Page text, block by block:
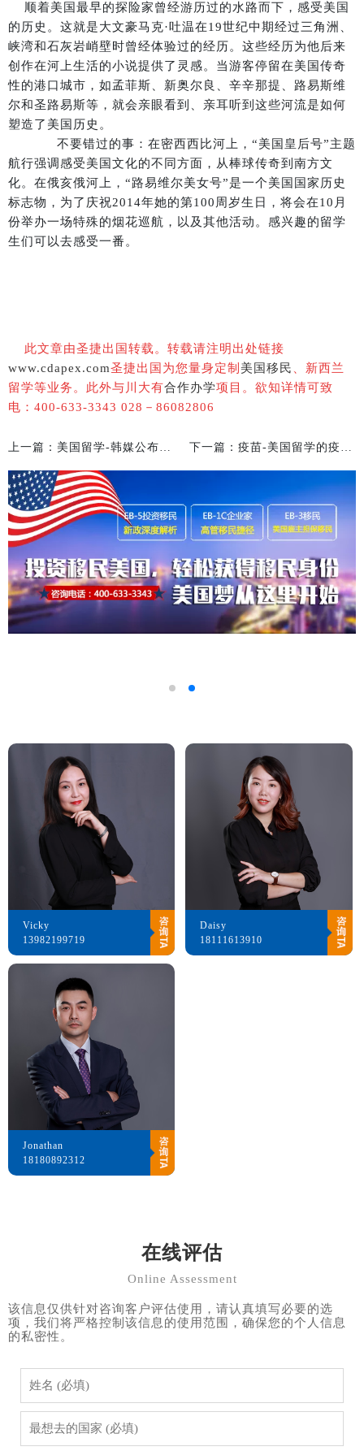
顺着美国最早的探险家曾经游历过的水路而下，感受美国
的历史。这就是大文豪马克·吐温在19世纪中期经过三角洲、
峡湾和石灰岩峭壁时曾经体验过的经历。这些经历为他后来
创作在河上生活的小说提供了灵感。当游客停留在美国传奇
性的港口城市，如孟菲斯、新奥尔良、辛辛那提、路易斯维
尔和圣路易斯等，就会亲眼看到、亲耳听到这些河流是如何
塑造了美国历史。
不要错过的事：在密西西比河上，“美国皇后号”主题
航行强调感受美国文化的不同方面，从棒球传奇到南方文
化。在俄亥俄河上，“路易维尔美女号”是一个美国国家历史
标志物，为了庆祝2014年她的第100周岁生日，将会在10月
份举办一场特殊的烟花巡航，以及其他活动。感兴趣的留学
生们可以去感受一番。
此文章由圣捷出国转载。转载请注明出处链接
www.cdapex.com圣捷出国为您量身定制 美国移民
、新西兰
留学等业务。此外与川大有合作办学项目。欲知详情可致
电：400-633-3343 028－86082806
上一篇：美国留学-韩媒公布赴美留学生人数：韩国剧减 中国锐增 下一篇：疫苗-美国留学的疫苗接种要求
Vicky
13982199719
Daisy
18111613910
Jonathan
18180892312
在线评估
Online Assessment
该信息仅供针对咨询客户评估使用，请认真填写必要的选
项，我们将严格控制该信息的使用范围，确保您的个人信息
的私密性。